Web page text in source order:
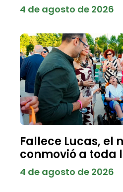
4 de agosto de 2026
Fallece Lucas, el
conmovió a toda
4 de agosto de 2026